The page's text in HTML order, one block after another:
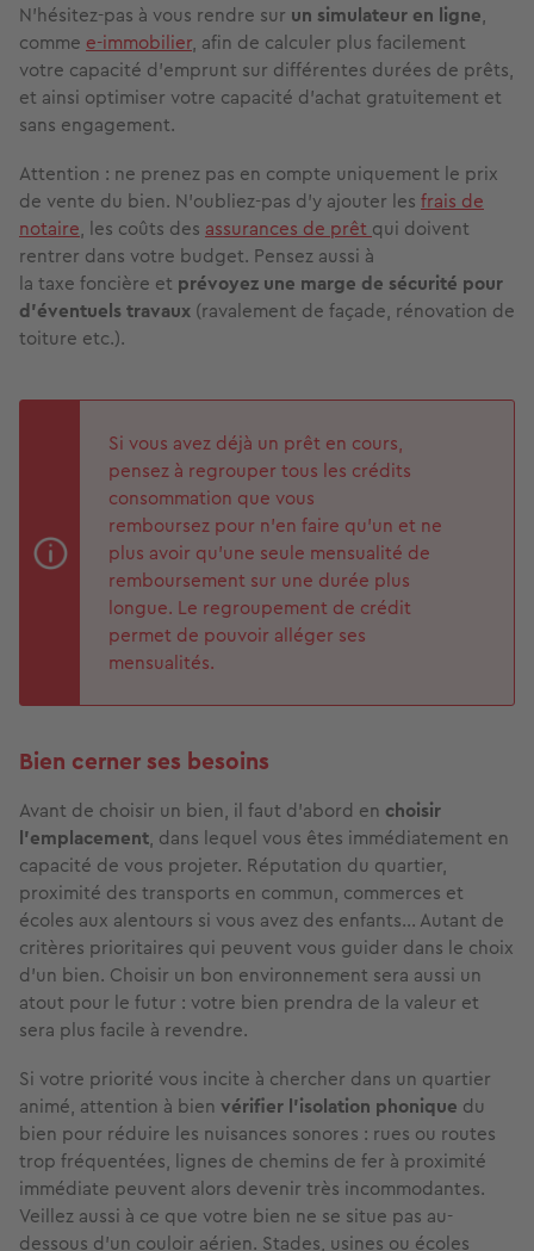
N’hésitez-pas à vous rendre sur un simulateur en ligne,
comme e-immobilier, afin de calculer plus facilement
votre capacité d’emprunt sur différentes durées de prêts,
et ainsi optimiser votre capacité d’achat gratuitement et
sans engagement.
Attention : ne prenez pas en compte uniquement le prix
de vente du bien. N’oubliez-pas d’y ajouter les frais de
notaire, les coûts des assurances de prêt qui doivent
rentrer dans votre budget. Pensez aussi à
la taxe foncière et prévoyez une marge de sécurité pour
d'éventuels travaux (ravalement de façade, rénovation de
toiture etc.).
Si vous avez déjà un prêt en cours,
pensez à regrouper tous les crédits
consommation que vous
remboursez pour n’en faire qu’un et ne
plus avoir qu’une seule mensualité de
remboursement sur une durée plus
longue. Le regroupement de crédit
permet de pouvoir alléger ses
mensualités.
Bien cerner ses besoins
Avant de choisir un bien, il faut d’abord en choisir
l’emplacement, dans lequel vous êtes immédiatement en
capacité de vous projeter. Réputation du quartier,
proximité des transports en commun, commerces et
écoles aux alentours si vous avez des enfants… Autant de
critères prioritaires qui peuvent vous guider dans le choix
d’un bien. Choisir un bon environnement sera aussi un
atout pour le futur : votre bien prendra de la valeur et
sera plus facile à revendre.
Si votre priorité vous incite à chercher dans un quartier
animé, attention à bien vérifier l’isolation phonique du
bien pour réduire les nuisances sonores : rues ou routes
trop fréquentées, lignes de chemins de fer à proximité
immédiate peuvent alors devenir très incommodantes.
Veillez aussi à ce que votre bien ne se situe pas au-
dessous d’un couloir aérien. Stades, usines ou écoles